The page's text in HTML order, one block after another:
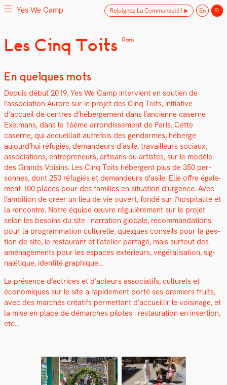
Skip
toYes We Camp
Utilisation inventive des espaces disponibles
Les Cinq Toits Paris
En quelques mots
Depuis début 2019, Yes We Camp inter­vient en sou­tien de
l’association Aurore sur le pro­jet des Cinq Toits, ini­tia­tive
d’accueil de cen­tres d’hébergement dans l’ancienne caserne
Exel­mans, dans le 16ème arrondisse­ment de Paris. Cette
caserne, qui accueil­lait autre­fois des gen­darmes, héberge
aujourd’hui réfugiés, deman­deurs d’asile, tra­vailleurs soci­aux,
asso­ci­a­tions, entre­pre­neurs, arti­sans ou artistes, sur le mod­èle
des Grands Voisins. Les Cinq Toits héber­gent plus de 350 per­
son­nes, dont 250 réfugiés et deman­deurs d’asile. Elle offre égale­
ment 100 places pour des familles en sit­u­a­tion d’urgence. Avec
l’ambition de créer un lieu de vie ouvert, fondé sur l’hospitalité et
la ren­con­tre. Notre équipe œuvre régulière­ment sur le pro­jet
selon les besoins du site : nar­ra­tion glob­ale, recom­man­da­tions
pour la pro­gram­ma­tion cul­turelle, quelques con­seils pour la ges­
tion de site, le restau­rant et l’atelier partagé, mais surtout des
amé­nage­ments pour les espaces extérieurs, végé­tal­i­sa­tion, sig­
nalé­tique, iden­tité graphique…
La présence d’actrices et d’acteurs asso­ci­at­ifs, cul­turels et
économiques sur le site a rapi­de­ment porté ses pre­miers fruits,
avec des marchés créat­ifs per­me­t­tant d’accueillir le voisi­nage, et
la mise en place de démarch­es pilotes : restau­ra­tion en inser­tion,
etc…
Yes We Camp Rejoignez La Communauté ! En Fr